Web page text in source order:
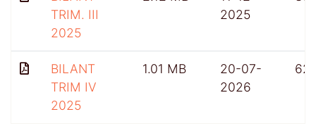
TRIM. III
2025
2025
BILANT
TRIM IV
2025
1.01 MB
20-07-
2026
62